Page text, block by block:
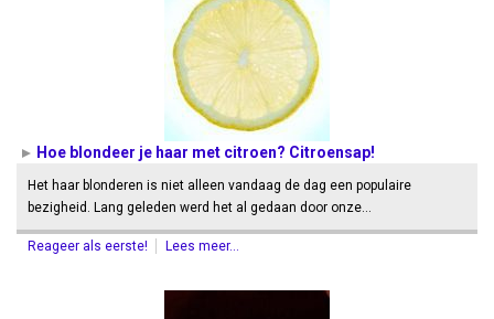
Hoe blondeer je haar met citroen? Citroensap!
Het haar blonderen is niet alleen vandaag de dag een populaire
bezigheid. Lang geleden werd het al gedaan door onze…
Reageer als eerste! Lees meer...